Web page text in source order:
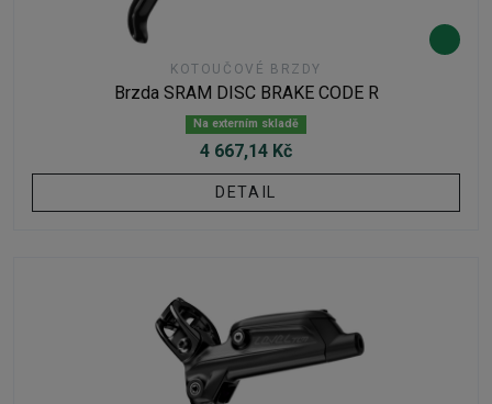
KOTOUČOVÉ BRZDY
Brzda SRAM DISC BRAKE CODE R
Na externím skladě
4 667,14 Kč
DETAIL